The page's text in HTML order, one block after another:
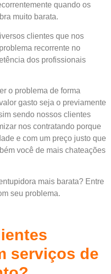
quando os
muito barata.
clientes que nos
recorrente no
dos profissionais
o problema de forma
gasto seja o previamente
sendo nossos clientes
nos contratando porque
e com um preço justo que
você de mais chateações
mais barata? Entre
seu problema.
serviços de